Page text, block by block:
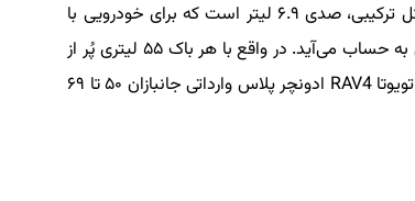
همچنین طبق کاتالوگ، متوسط مصرف سوخت خودرو در سیکل ترکیبی، صدی ۶.۹ لیتر است که برای خودرویی با
این جثه و وزن ۱.۶۵۵ کیلوگرم، مصرف سوخت مناسب و پایینی به حساب می‌آید. در واقع با هر باک ۵۵ لیتری پُر از
بنزین، روی کاغذ، می‌توان تا ۸۰۰ کیلومتر رانندگی بدون توقف با تویوتا RAV4 ادونچر پلاس وارداتی جانبازان ۵۰ تا ۶۹